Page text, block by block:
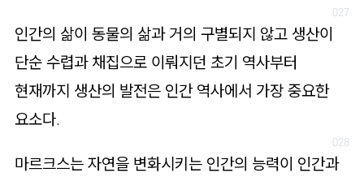
인간의 삶이 동물의 삶과 거의 구별되지 않고 생산이
단순 수렵과 채집으로 이뤄지던 초기 역사부터
현재까지 생산의 발전은 인간 역사에서 가장 중요한
요소다.
마르크스는 자연을 변화시키는 인간의 능력이 인간과